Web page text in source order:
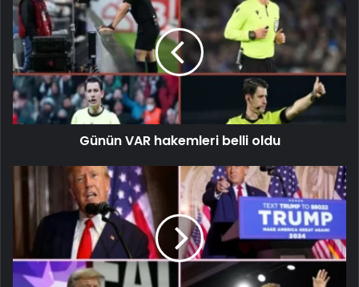
Günün VAR hakemleri belli oldu